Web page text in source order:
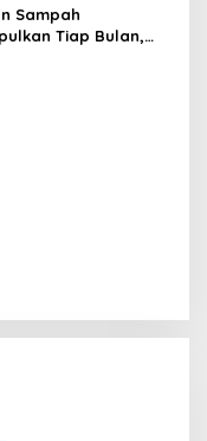
Sampah
Tiap Bulan,